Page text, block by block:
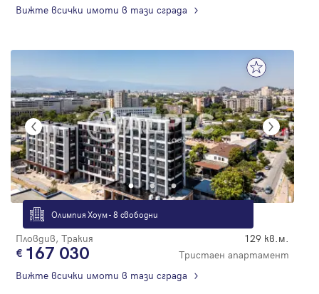
Вижте всички имоти в тази сграда
Олимпия Хоум - 8 свободни
Пловдив, Тракия 129 кв.м.
167 030
Тристаен апартамент
Вижте всички имоти в тази сграда